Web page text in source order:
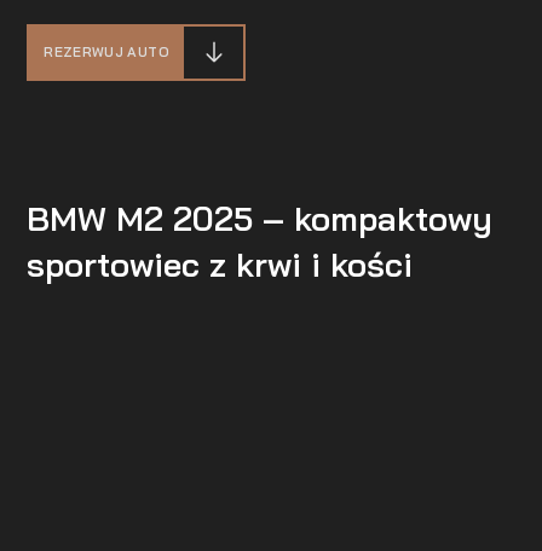
REZERWUJ AUTO
BMW M2 2025 – kompaktowy
sportowiec z krwi i kości